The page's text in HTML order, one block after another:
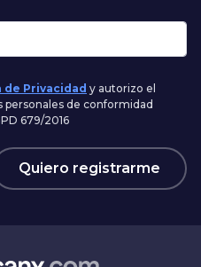
de Privacidad y autorizo el
de conformidad
679/2016
Quiero registrarme